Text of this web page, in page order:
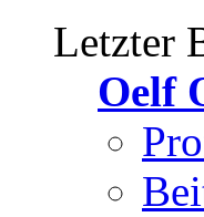
Letzter
Oelf